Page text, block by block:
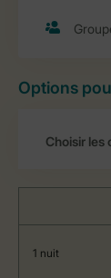
Options
1 nuit